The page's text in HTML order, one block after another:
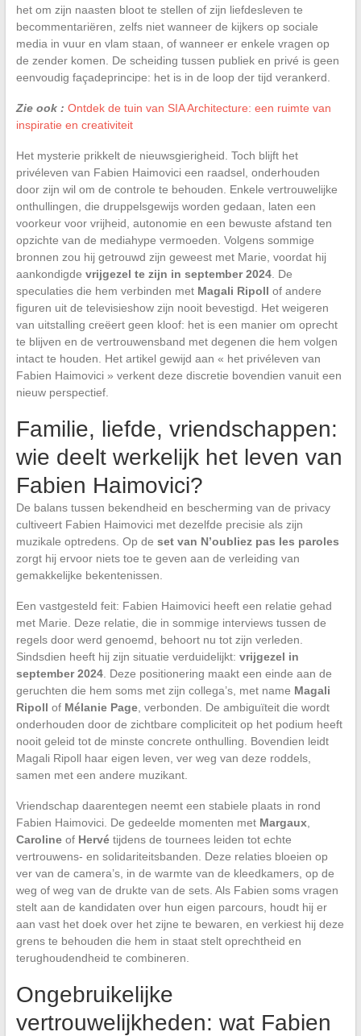
het om zijn naasten bloot te stellen of zijn liefdesleven te
becommentariëren, zelfs niet wanneer de kijkers op sociale
media in vuur en vlam staan, of wanneer er enkele vragen op
de zender komen. De scheiding tussen publiek en privé is geen
eenvoudig façadeprincipe: het is in de loop der tijd verankerd.
Zie ook : Ontdek de tuin van SIA Architecture: een ruimte van
inspiratie en creativiteit
Het mysterie prikkelt de nieuwsgierigheid. Toch blijft het
privéleven van Fabien Haimovici een raadsel, onderhouden
door zijn wil om de controle te behouden. Enkele vertrouwelijke
onthullingen, die druppelsgewijs worden gedaan, laten een
voorkeur voor vrijheid, autonomie en een bewuste afstand ten
opzichte van de mediahype vermoeden. Volgens sommige
bronnen zou hij getrouwd zijn geweest met Marie, voordat hij
aankondigde vrijgezel te zijn in september 2024. De
speculaties die hem verbinden met Magali Ripoll of andere
figuren uit de televisieshow zijn nooit bevestigd. Het weigeren
van uitstalling creëert geen kloof: het is een manier om oprecht
te blijven en de vertrouwensband met degenen die hem volgen
intact te houden. Het artikel gewijd aan « het privéleven van
Fabien Haimovici » verkent deze discretie bovendien vanuit een
nieuw perspectief.
Familie, liefde, vriendschappen:
wie deelt werkelijk het leven van
Fabien Haimovici?
De balans tussen bekendheid en bescherming van de privacy
cultiveert Fabien Haimovici met dezelfde precisie als zijn
muzikale optredens. Op de set van N’oubliez pas les paroles
zorgt hij ervoor niets toe te geven aan de verleiding van
gemakkelijke bekentenissen.
Een vastgesteld feit: Fabien Haimovici heeft een relatie gehad
met Marie. Deze relatie, die in sommige interviews tussen de
regels door werd genoemd, behoort nu tot zijn verleden.
Sindsdien heeft hij zijn situatie verduidelijkt: vrijgezel in
september 2024. Deze positionering maakt een einde aan de
geruchten die hem soms met zijn collega’s, met name Magali
Ripoll of Mélanie Page, verbonden. De ambiguïteit die wordt
onderhouden door de zichtbare compliciteit op het podium heeft
nooit geleid tot de minste concrete onthulling. Bovendien leidt
Magali Ripoll haar eigen leven, ver weg van deze roddels,
samen met een andere muzikant.
Vriendschap daarentegen neemt een stabiele plaats in rond
Fabien Haimovici. De gedeelde momenten met Margaux,
Carolineof Hervétijdens de tournees leiden tot echte
vertrouwens- en solidariteitsbanden. Deze relaties bloeien op
ver van de camera’s, in de warmte van de kleedkamers, op de
weg of weg van de drukte van de sets. Als Fabien soms vragen
stelt aan de kandidaten over hun eigen parcours, houdt hij er
aan vast het doek over het zijne te bewaren, en verkiest hij deze
grens te behouden die hem in staat stelt oprechtheid en
terughoudendheid te combineren.
Ongebruikelijke
vertrouwelijkheden: wat Fabien